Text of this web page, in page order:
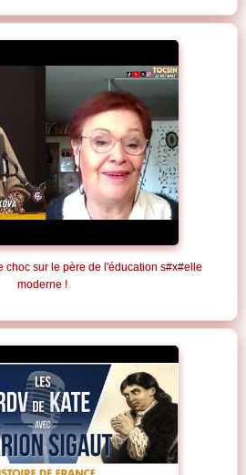
choc sur le père de l'éducation s#x#elle
moderne !